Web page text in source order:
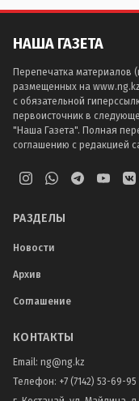
НАША ГАЗЕТА
Перепечатка материалов
размещенных на
с обязательной
первоисточник в
"Наша Газета". Полная
соглашению с редакцией
РАЗДЕЛЫ
Новости
Архив
Соглашение
КОНТАКТЫ
Email: ng@ng.kz
Телефон: +7 (7142) 53-69-95